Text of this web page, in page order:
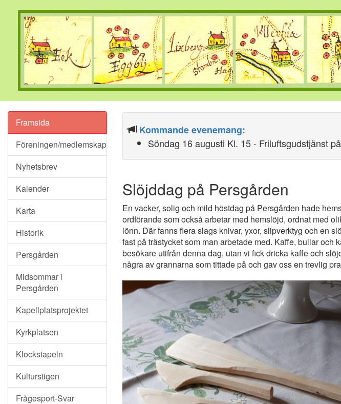
Framsida
Föreningen/medlemskap
Nyhetsbrev
Kalender
Karta
Historik
Persgården
Midsommar i
Persgården
Kapellplatsprojektet
Kyrkplatsen
Klockstapeln
Kulturstigen
Frågesport-Svar
Kommande evenemang:
Söndag 16 augusti Kl. 15 - Friluftsgudstjänst
Slöjddag på Persgården
En vacker, solig och mild höstdag på Persgården hade
ordförande som också arbetar med hemslöjd, ordnat med
lönn. Där fanns flera slags knivar, yxor, slipverktyg och en
fast på trästycket som man arbetade med. Kaffe, bullar och
besökare utifrån denna dag, utan vi fick dricka kaffe och
några av grannarna som tittade på och gav oss en trevlig